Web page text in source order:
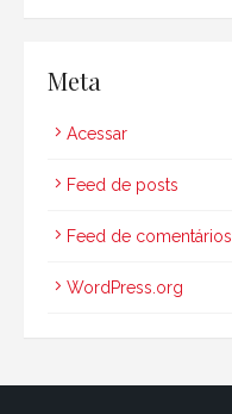
Meta
Acessar
Feed de posts
Feed de comentários
WordPress.org